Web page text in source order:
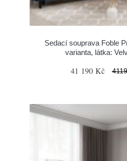
Sedací souprava Foble
varianta, látka:
41 190 Kč